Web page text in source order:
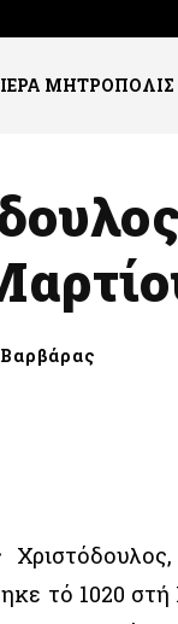
ΙΕΡΑ ΜΗΤΡΟΠΟΛΙΣ
τό 1020 στή